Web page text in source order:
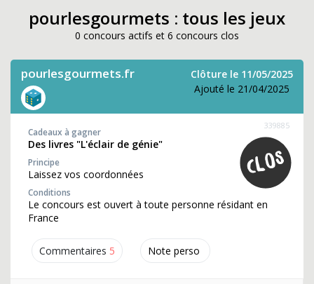
pourlesgourmets : tous les jeux
0 concours actifs et 6 concours clos
pourlesgourmets.fr
Clôture le 11/05/2025
Ajouté le 21/04/2025
Commentaires 5 Note perso
339885
Cadeaux à gagner
Des livres "L'éclair de génie"
Principe
Laissez vos coordonnées
Conditions
Le concours est ouvert à toute personne résidant en
France